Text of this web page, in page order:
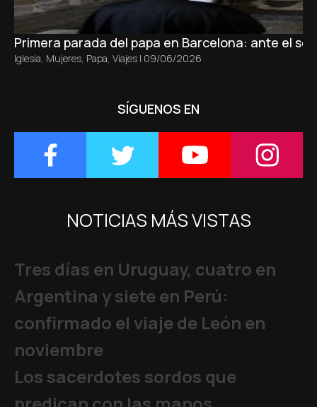
Primera parada del papa en Barcelona: ante el
Iglesia, Mujeres, Papa, Viajes | 09/06/2026
SÍGUENOS EN
NOTICIAS MÁS VISTAS
Tres días en Uruguay, cuatro en
Argentina y siete en Perú:
confirmado el viaje de León en
noviembre
Los sacerdotes sordos que